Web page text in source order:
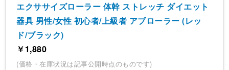
エクササイズローラー 体幹 ストレッチ ダイエット
器具 男性/女性 初心者/上級者 アブローラー (レッ
ド/ブラック)
￥1,880
(価格・在庫状況は記事公開時点のものです)